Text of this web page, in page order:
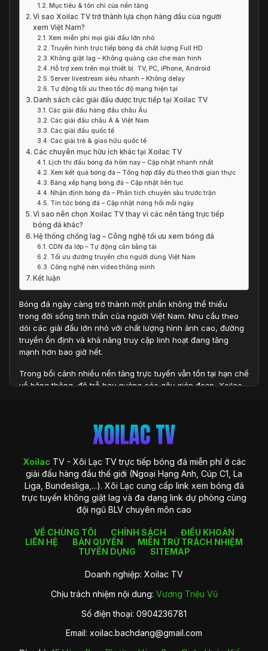
Mục tiêu & tôn chỉ của nền tảng
Vì sao Xoilac TV trở thành lựa chọn hàng đầu của người
xem Việt Nam?
Xem miễn phí mọi giải đấu lớn nhỏ
Truyền hình trực tiếp bóng đá chất lượng Full HD
Không giật lag – Không quảng cáo che màn hình
Hỗ trợ xem trên mọi thiết bị: TV, PC, iPhone, Android
Server livestream siêu nhanh – Không delay
Tự động tối ưu theo tốc độ mạng hiện tại
Danh sách các giải đấu được trực tiếp tại Xoilac TV
Các giải đấu hàng đầu châu Âu
Các giải đấu châu Á & Việt Nam
Các giải đấu quốc tế
Các giải trẻ & giao hữu quốc tế
Các chuyên mục hữu ích khác tại Xoilac TV
Lịch thi đấu bóng đá hôm nay – Cập nhật nhanh nhất
Xem kết quả bóng đá – Tổng hợp đầy đủ theo thời gian thực
Bảng xếp hạng bóng đá – Cập nhật liên tục
Nhận định bóng đá – Phân tích chuyên sâu trước trận
Tin tức bóng đá – Cập nhật nóng hổi mỗi ngày
Vì sao nên chọn Xoilac TV thay vì các nền tảng trực tiếp
bóng đá khác?
Hệ thống chống lag – Công nghệ tối ưu xem bóng đá
CDN đa lớp – Tự động cân bằng tải
Tối ưu đường truyền cho người dùng Việt Nam
Công nghệ nén video thông minh
Kết luận
Bóng đá ngày càng trở thành một phần không thể thiếu
trong đời sống tinh thần của người Việt Nam. Nhu cầu theo
dõi các giải đấu lớn nhỏ với chất lượng hình ảnh cao, đường
truyền ổn định và khả năng truy cập linh hoạt đang tăng
mạnh hơn bao giờ hết.
Trong bối cảnh nhiều nền tảng trực tuyến vẫn tồn tại hạn chế
về băng thông, độ trễ hay quảng cáo gây gián đoạn, Xoilac
dữ liệu phong phú, Xoilac TV không chỉ là một website xem
bóng đá, mà còn là một trung tâm thông tin chuyên sâu
dành cho người hâm mộ bóng đá tại Việt Nam.
Giới thiệu về Xoilac TV
Xoilac TV là gì?
Xoilac TV - Xôi Lạc TV trực tiếp bóng đá miễn phí ở các
giải đấu hàng đầu thế giới (Ngoại Hạng Anh, Cúp C1, La
Liga, Bundesliga,...). Xôi Lạc cung cấp link xem bóng đá
trực tuyến không giật lag và đa dạng link dự phòng cùng
đội ngũ BLV chuyên môn cao
VỀ CHÚNG TÔI CHÍNH SÁCH
ĐIỀU KHOẢN
LIÊN HỆ
BẢN QUYỀN
MIỄN TRỪ TRÁCH NHIỆM
TUYỂN DỤNG
SITEMAP
Doanh nghiệp: Xoilac TV
Chịu trách nhiệm nội dung: Vương Triệu Vũ
Số điện thoại: 0904236781
Email: xoilac.bachdang@gmail.com